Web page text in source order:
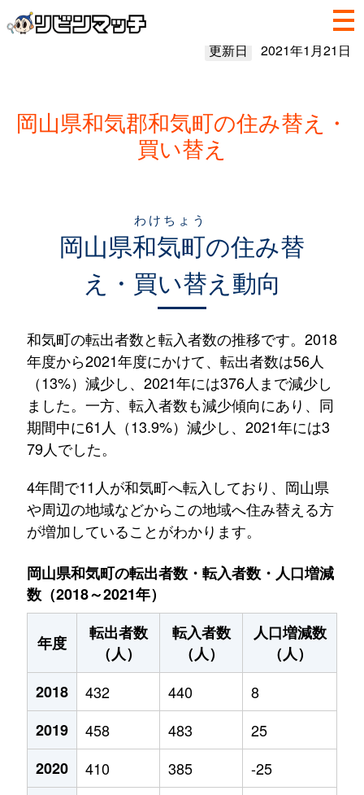
更新日 2021年1月21日
岡山県和気郡和気町の住み替え・
買い替え
岡山県和気町
わけちょう
の住み替
え・買い替え動向
和気町の転出者数と転入者数の推移です。2018
年度から2021年度にかけて、転出者数は56人
（13%）減少し、2021年には376人まで減少し
ました。一方、転入者数も減少傾向にあり、同
期間中に61人（13.9%）減少し、2021年には3
79人でした。
4年間で11人が和気町へ転入しており、岡山県
や周辺の地域などからこの地域へ住み替える方
が増加していることがわかります。
岡山県和気町の転出者数・転入者数・人口増減
数（2018～2021年）
年度
転出者数
（人）
転入者数
（人）
人口増減数
（人）
2018
432 440
8
2019
458 483
25
2020
410 385
-25